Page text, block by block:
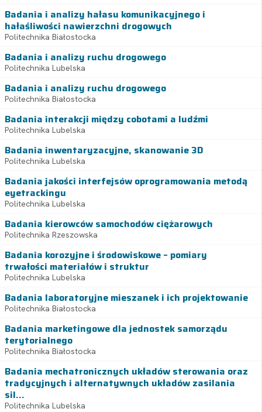
Badania i analizy hałasu komunikacyjnego i
hałaśliwości nawierzchni drogowych
Politechnika Białostocka
Badania i analizy ruchu drogowego
Politechnika Lubelska
Badania i analizy ruchu drogowego
Politechnika Białostocka
Badania interakcji między cobotami a ludźmi
Politechnika Lubelska
Badania inwentaryzacyjne, skanowanie 3D
Politechnika Lubelska
Badania jakości interfejsów oprogramowania metodą
eyetrackingu
Politechnika Lubelska
Badania kierowców samochodów ciężarowych
Politechnika Rzeszowska
Badania korozyjne i środowiskowe – pomiary
trwałości materiałów i struktur
Politechnika Lubelska
Badania laboratoryjne mieszanek i ich projektowanie
Politechnika Białostocka
Badania marketingowe dla jednostek samorządu
terytorialnego
Politechnika Białostocka
Badania mechatronicznych układów sterowania oraz
tradycyjnych i alternatywnych układów zasilania
sil...
Politechnika Lubelska